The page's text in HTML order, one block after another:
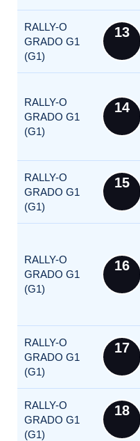
RALLY-O
GRADO G1
(G1)
13
RALLY-O
GRADO G1
(G1)
14
RALLY-O
GRADO G1
(G1)
15
RALLY-O
GRADO G1
(G1)
16
RALLY-O
GRADO G1
(G1)
17
RALLY-O
GRADO G1
(G1)
18